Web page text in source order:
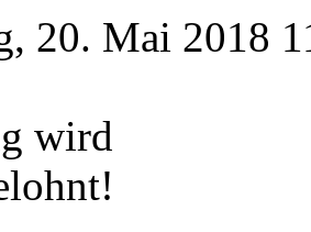
20. Mai 2018